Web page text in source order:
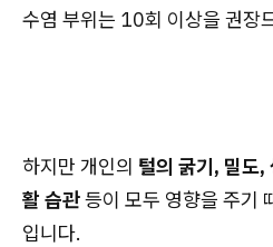
수염 부위는 10회 이상을 권장
하지만 개인의 털의 굵기, 밀도,
활 습관등이 모두 영향을 주기
입니다.